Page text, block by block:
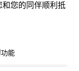
您的同伴顺利抵
能